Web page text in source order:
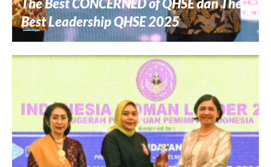
The Best CONCERNED of QHSE dan The
Best Leadership QHSE 2025